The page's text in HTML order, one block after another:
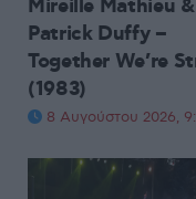
Mireille Mathieu &
Patrick Duffy –
Together We’re
(1983)
8 Αυγούστου 2026,